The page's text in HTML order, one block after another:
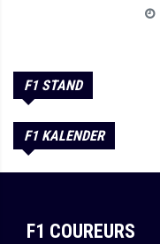
F1 STAND
F1 KALENDER
F1 COUREURS